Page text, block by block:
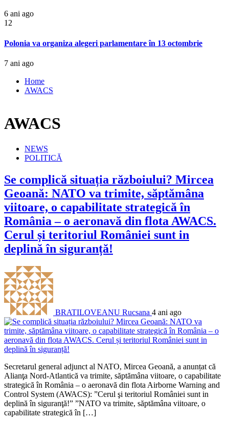
6 ani ago
12
Polonia va organiza alegeri parlamentare în 13 octombrie
7 ani ago
Home
AWACS
AWACS
NEWS
POLITICĂ
Se complică situația războiului? Mircea
Geoană: NATO va trimite, săptămâna
viitoare, o capabilitate strategică în
România – o aeronavă din flota AWACS.
Cerul și teritoriul României sunt in
deplină în siguranță!
BRATILOVEANU Rucsana 4 ani ago
Secretarul general adjunct al NATO, Mircea Geoană, a anunțat că
Alianţa Nord-Atlantică va trimite, săptămâna viitoare, o capabilitate
strategică în România – o aeronavă din flota Airborne Warning and
Control System (AWACS): ”Cerul şi teritoriul României sunt in
deplină în siguranţă!” ”NATO va trimite, săptămâna viitoare, o
capabilitate strategică în […]